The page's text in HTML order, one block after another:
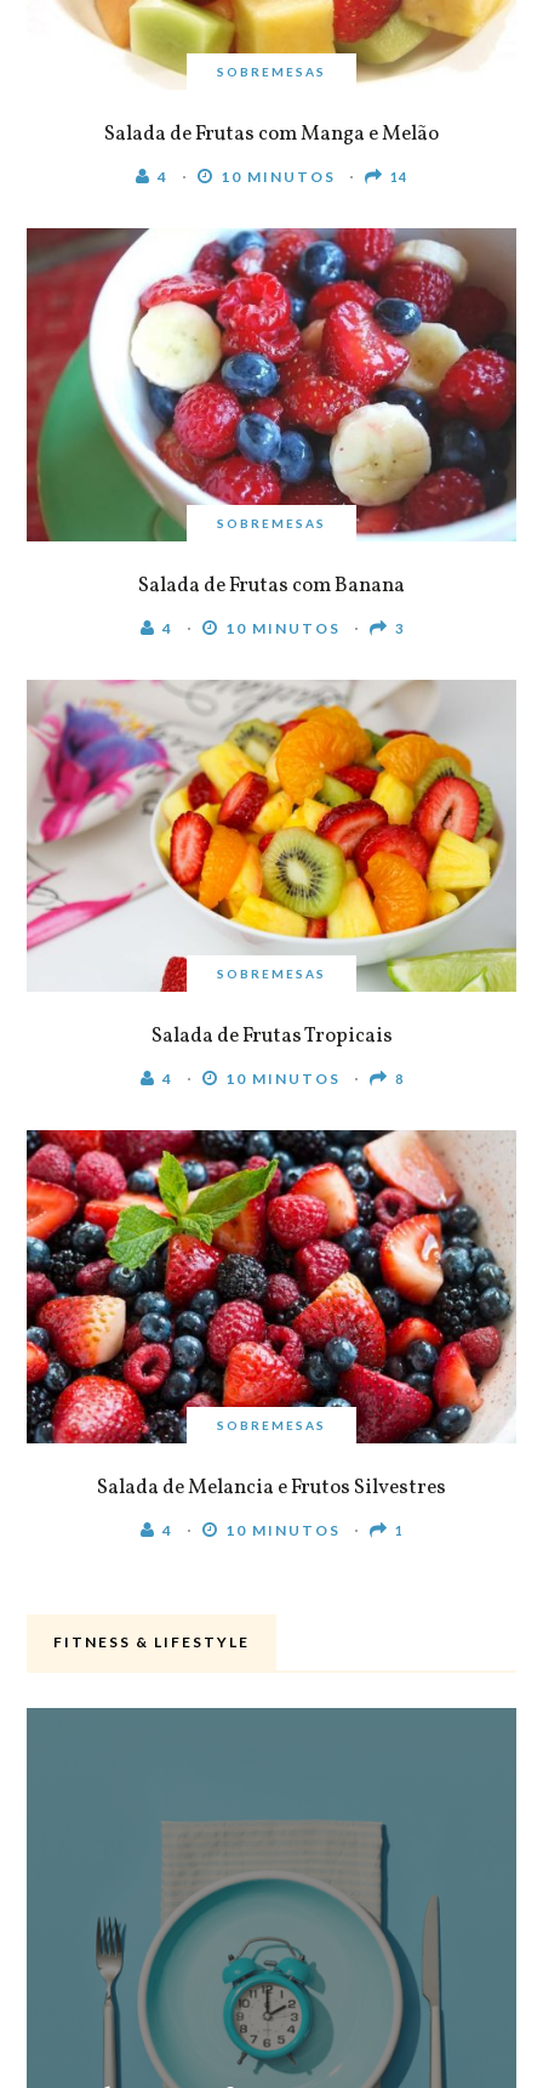
SOBREMESAS
Salada de Frutas com Manga e Melão
4 10 MINUTOS 14
SOBREMESAS
Salada de Frutas com Banana
4 10 MINUTOS 3
SOBREMESAS
Salada de Frutas Tropicais
4 10 MINUTOS 8
SOBREMESAS
Salada de Melancia e Frutos Silvestres
4 10 MINUTOS 1
FITNESS & LIFESTYLE